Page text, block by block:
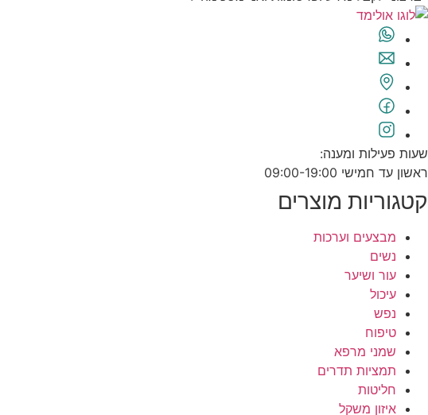
שעות פעילות ומענה:
ראשון עד חמישי 09:00-19:00
קטגוריות מוצרים
מבצעים וערכות
נשים
עור ושיער
עיכול
נפש
טיפוח
שמני מרפא
תמציות תדרים
חליטות
איזון משקל